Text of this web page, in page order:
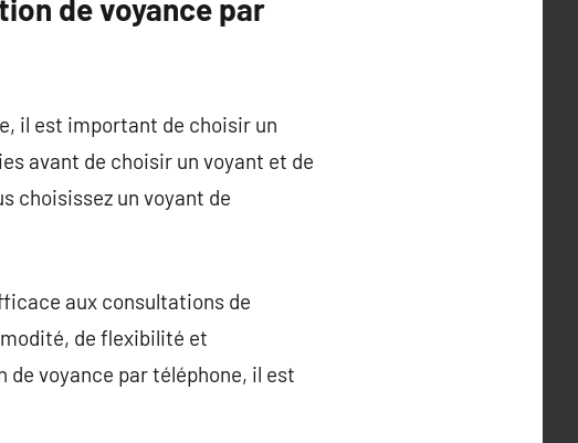
de voyance par
il est important de choisir un
avant de choisir un voyant et de
choisissez un voyant de
aux consultations de
de flexibilité et
voyance par téléphone, il est